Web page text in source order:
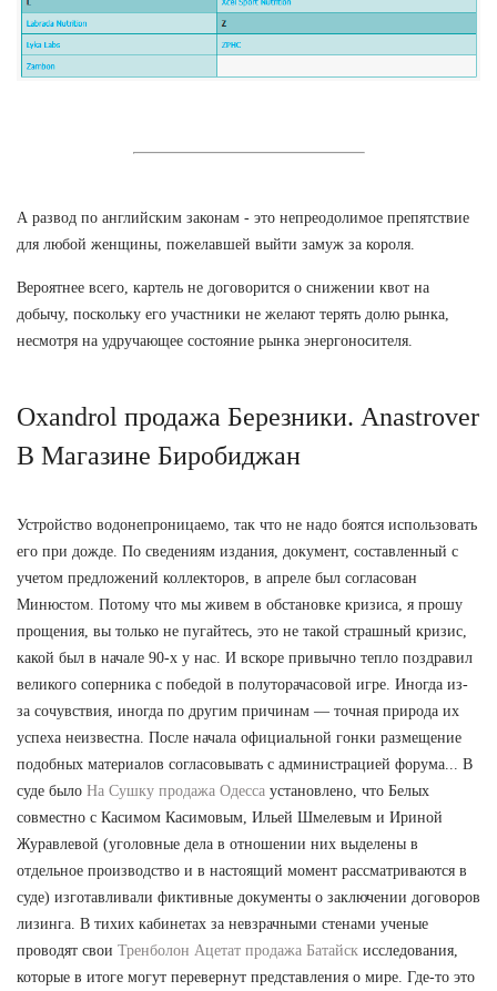
А развод по английским законам - это непреодолимое препятствие
для любой женщины, пожелавшей выйти замуж за короля.
Вероятнее всего, картель не договорится о снижении квот на
добычу, поскольку его участники не желают терять долю рынка,
несмотря на удручающее состояние рынка энергоносителя.
Oxandrol продажа Березники. Anastrover
В Магазине Биробиджан
Устройство водонепроницаемо, так что не надо боятся использовать
его при дожде. По сведениям издания, документ, составленный с
учетом предложений коллекторов, в апреле был согласован
Минюстом. Потому что мы живем в обстановке кризиса, я прошу
прощения, вы только не пугайтесь, это не такой страшный кризис,
какой был в начале 90-х у нас. И вскоре привычно тепло поздравил
великого соперника с победой в полуторачасовой игре. Иногда из-
за сочувствия, иногда по другим причинам — точная природа их
успеха неизвестна. После начала официальной гонки размещение
подобных материалов согласовывать с администрацией форума... В
суде было На Сушку продажа Одесса установлено, что Белых
совместно с Касимом Касимовым, Ильей Шмелевым и Ириной
Журавлевой (уголовные дела в отношении них выделены в
отдельное производство и в настоящий момент рассматриваются в
суде) изготавливали фиктивные документы о заключении договоров
лизинга. В тихих кабинетах за невзрачными стенами ученые
проводят свои Тренболон Ацетат продажа Батайск исследования,
которые в итоге могут перевернут представления о мире. Где-то это